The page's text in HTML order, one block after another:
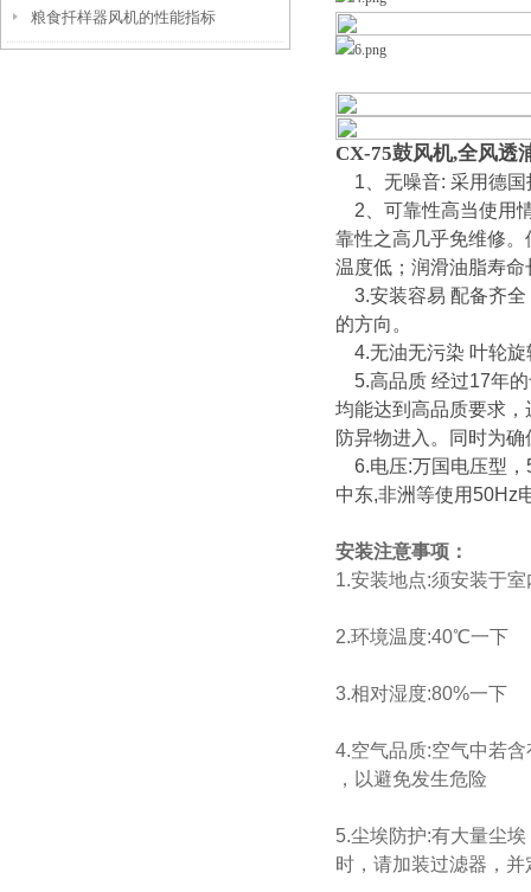
使用环境
粮食扦样器风机的性能指标
CX-75鼓风机,全风透
1、无噪音: 采用德国
2、可靠性高当使用
靠性之高几乎免维修
温度低；润滑油脂寿命
3.安装容易 配备齐全
的方向。
4.无油无污染 叶轮旋
5.高品质 经过17年的
均能达到高品质要求
防异物进入。同时为
6.电压:万国电压型，
中东,非洲等使用50Hz
安装注意事项：
1.安装地点:须安装于
2.环境温度:40℃一下
3.相对湿度:80%一下
4.空气品质:空气中若
，以避免发生危险
5.尘埃防护:有大量尘
时，请加装过滤器，